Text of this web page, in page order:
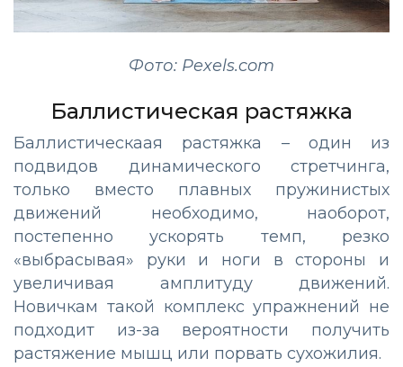
Фото: Pexels.com
Баллистическая растяжка
Баллистическаая растяжка – один из
подвидов динамического стретчинга,
только вместо плавных пружинистых
движений необходимо, наоборот,
постепенно ускорять темп, резко
«выбрасывая» руки и ноги в стороны и
увеличивая амплитуду движений.
Новичкам такой комплекс упражнений не
подходит из-за вероятности получить
растяжение мышц или порвать сухожилия.